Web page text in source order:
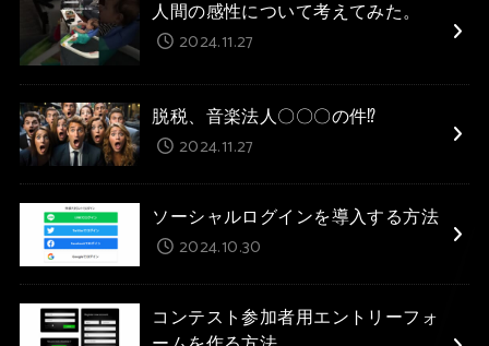
人間の感性について考えてみた。
2024.11.27
脱税、音楽法人〇〇〇の件⁉
2024.11.27
ソーシャルログインを導入する方法
2024.10.30
コンテスト参加者用エントリーフォ